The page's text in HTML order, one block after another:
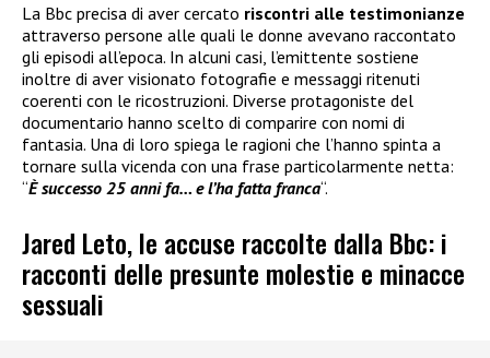
La Bbc precisa di aver cercato riscontri alle testimonianze
attraverso persone alle quali le donne avevano raccontato
gli episodi all’epoca. In alcuni casi, l’emittente sostiene
inoltre di aver visionato fotografie e messaggi ritenuti
coerenti con le ricostruzioni. Diverse protagoniste del
documentario hanno scelto di comparire con nomi di
fantasia. Una di loro spiega le ragioni che l’hanno spinta a
tornare sulla vicenda con una frase particolarmente netta:
“È successo 25 anni fa… e l’ha fatta franca“.
Jared Leto, le accuse raccolte dalla Bbc: i
racconti delle presunte molestie e minacce
sessuali